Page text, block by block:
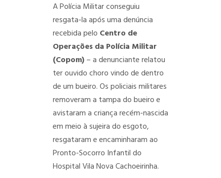
A Polícia Militar conseguiu
resgata-la após uma denúncia
recebida pelo Centro de
Operações da Polícia Militar
(Copom)– a denunciante relatou
ter ouvido choro vindo de dentro
de um bueiro. Os policiais militares
removeram a tampa do bueiro e
avistaram a criança recém-nascida
em meio à sujeira do esgoto,
resgataram e encaminharam ao
Pronto-Socorro Infantil do
Hospital Vila Nova Cachoeirinha.